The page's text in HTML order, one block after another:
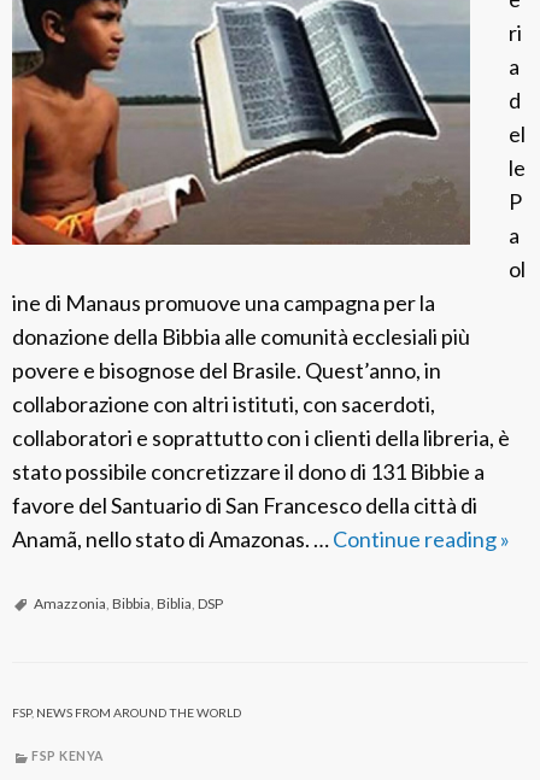
ri
a
d
el
le
P
a
ol
ine di Manaus promuove una campagna per la
donazione della Bibbia alle comunità ecclesiali più
povere e bisognose del Brasile. Quest’anno, in
collaborazione con altri istituti, con sacerdoti,
collaboratori e soprattutto con i clienti della libreria, è
stato possibile concretizzare il dono di 131 Bibbie a
favore del Santuario di San Francesco della città di
Anamã, nello stato di Amazonas. …Continue readingF
»
Amazzonia, Bibbia, Biblia, DSP
FSP, NEWS FROM AROUND THE WORLD
FSP KENYA